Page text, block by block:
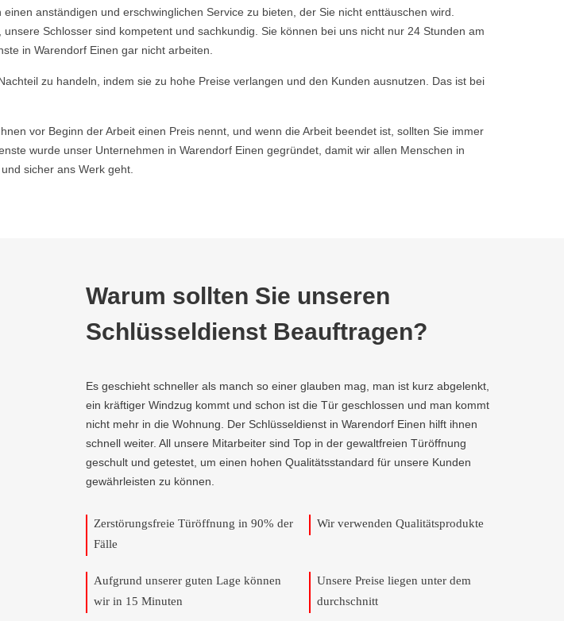
anständigen und erschwinglichen Service zu bieten, der Sie nicht enttäuschen wird.
Schlosser sind kompetent und sachkundig. Sie können bei uns nicht nur 24 Stunden am
in Warendorf Einen gar nicht arbeiten.
zu handeln, indem sie zu hohe Preise verlangen und den Kunden ausnutzen. Das ist bei
vor Beginn der Arbeit einen Preis nennt, und wenn die Arbeit beendet ist, sollten Sie immer
wurde unser Unternehmen in Warendorf Einen gegründet, damit wir allen Menschen in
sicher ans Werk geht.
Warum sollten Sie unseren
Schlüsseldienst Beauftragen?
Es geschieht schneller als manch so einer glauben mag, man ist kurz abgelenkt,
ein kräftiger Windzug kommt und schon ist die Tür geschlossen und man kommt
nicht mehr in die Wohnung. Der Schlüsseldienst in Warendorf Einen hilft ihnen
schnell weiter. All unsere Mitarbeiter sind Top in der gewaltfreien Türöffnung
geschult und getestet, um einen hohen Qualitätsstandard für unsere Kunden
gewährleisten zu können.
Zerstörungsfreie Türöffnung in 90% der
Fälle
Wir verwenden Qualitätsprodukte
Aufgrund unserer guten Lage können
wir in 15 Minuten
Unsere Preise liegen unter dem
durchschnitt